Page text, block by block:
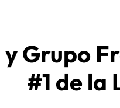
y Grupo
#1 de la